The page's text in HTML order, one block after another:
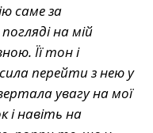
саме за
на мій
Її тон і
перейти з нею у
увагу на мої
і навіть на